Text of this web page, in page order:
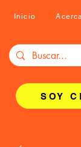
Inicio
SOY